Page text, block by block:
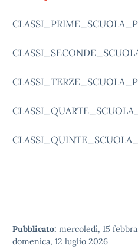
Pubblicato: mercoledì, 15
domenica, 12 luglio 2026